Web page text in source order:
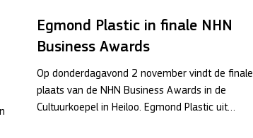
Egmond Plastic in finale NHN
Business Awards
Op donderdagavond 2 november vindt de finale
plaats van de NHN Business Awards in de
Cultuurkoepel in Heiloo. Egmond Plastic uit